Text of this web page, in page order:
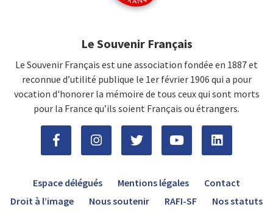
Le Souvenir Français
Le Souvenir Français est une association fondée en 1887 et
reconnue d’utilité publique le 1er février 1906 qui a pour
vocation d'honorer la mémoire de tous ceux qui sont morts
pour la France qu’ils soient Français ou étrangers.
Espace délégués Mentions légales
Contact
Droit à l’image
Nous soutenir RAFI-SF Nos statuts